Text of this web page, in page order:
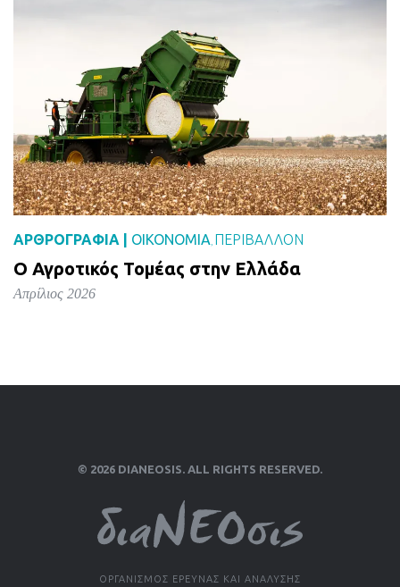
ΑΡΘΡΟΓΡΑΦΙΑ | ΟΙΚΟΝΟΜΙΑ, ΠΕΡΙΒΑΛΛΟΝ
Ο Αγροτικός Τομέας στην Ελλάδα
Απρίλιος 2026
© 2026 DIANEOSIS. ALL RIGHTS RESERVED.
ΟΡΓΑΝΙΣΜΟΣ ΕΡΕΥΝΑΣ ΚΑΙ ΑΝΑΛΥΣΗΣ